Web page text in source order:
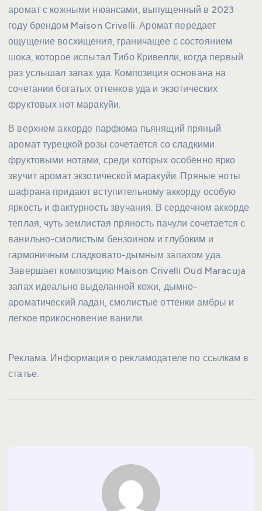
аромат с кожными нюансами, выпущенный в 2023
году брендом Maison Crivelli. Аромат передает
ощущение восхищения, граничащее с состоянием
шока, которое испытал Тибо Кривелли, когда первый
раз услышал запах уда. Композиция основана на
сочетании богатых оттенков уда и экзотических
фруктовых нот маракуйи.
В верхнем аккорде парфюма пьянящий пряный
аромат турецкой розы сочетается со сладкими
фруктовыми нотами, среди которых особенно ярко
звучит аромат экзотической маракуйи. Пряные ноты
шафрана придают вступительному аккорду особую
яркость и фактурность звучания. В сердечном аккорде
теплая, чуть землистая пряность пачули сочетается с
ванильно-смолистым бензоином и глубоким и
гармоничным сладковато-дымным запахом уда.
Завершает композицию Maison Crivelli Oud Maracuja
запах идеально выделанной кожи, дымно-
ароматический ладан, смолистые оттенки амбры и
легкое прикосновение ванили.
Реклама. Информация о рекламодателе по ссылкам в
статье.